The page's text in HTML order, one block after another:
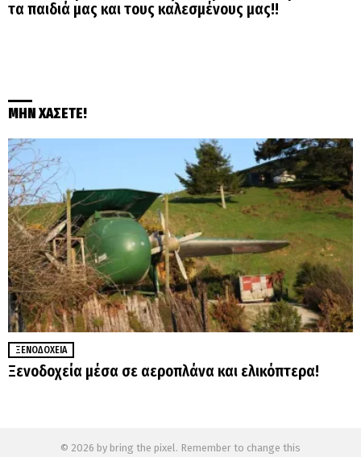
τα παιδιά μας και τους καλεσμένους μας!!
ΜΗΝ ΧΑΣΕΤΕ!
ΞΕΝΟΔΟΧΕΊΑ
Ξενοδοχεία μέσα σε αεροπλάνα και ελικόπτερα!
© 2026 by bring the pixel. Remember to change this